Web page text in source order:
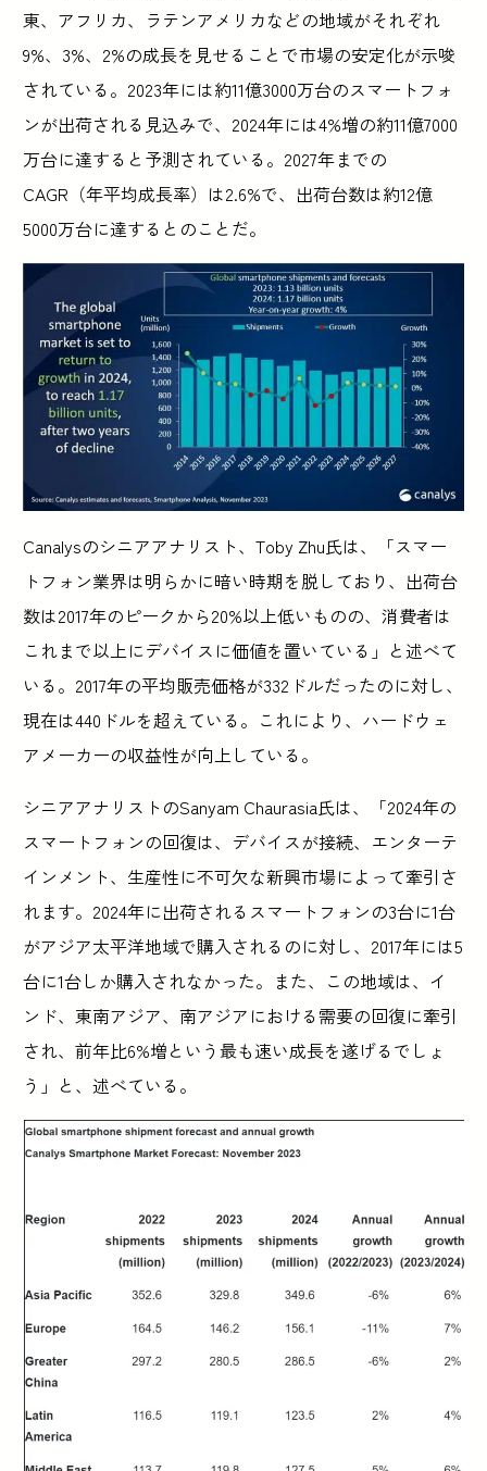
東、アフリカ、ラテンアメリカなどの地域がそれぞれ
9%、3%、2%の成長を見せることで市場の安定化が示唆
されている。2023年には約11億3000万台のスマートフォ
ンが出荷される見込みで、2024年には4%増の約11億7000
万台に達すると予測されている。2027年までの
CAGR（年平均成長率）は2.6%で、出荷台数は約12億
5000万台に達するとのことだ。
Canalysのシニアアナリスト、Toby Zhu氏は、「スマー
トフォン業界は明らかに暗い時期を脱しており、出荷台
数は2017年のピークから20%以上低いものの、消費者は
これまで以上にデバイスに価値を置いている」と述べて
いる。2017年の平均販売価格が332ドルだったのに対し、
現在は440ドルを超えている。これにより、ハードウェ
アメーカーの収益性が向上している。
シニアアナリストのSanyam Chaurasia氏は、「2024年の
スマートフォンの回復は、デバイスが接続、エンターテ
インメント、生産性に不可欠な新興市場によって牽引さ
れます。2024年に出荷されるスマートフォンの3台に1台
がアジア太平洋地域で購入されるのに対し、2017年には5
台に1台しか購入されなかった。また、この地域は、イ
ンド、東南アジア、南アジアにおける需要の回復に牽引
され、前年比6%増という最も速い成長を遂げるでしょ
う」と、述べている。